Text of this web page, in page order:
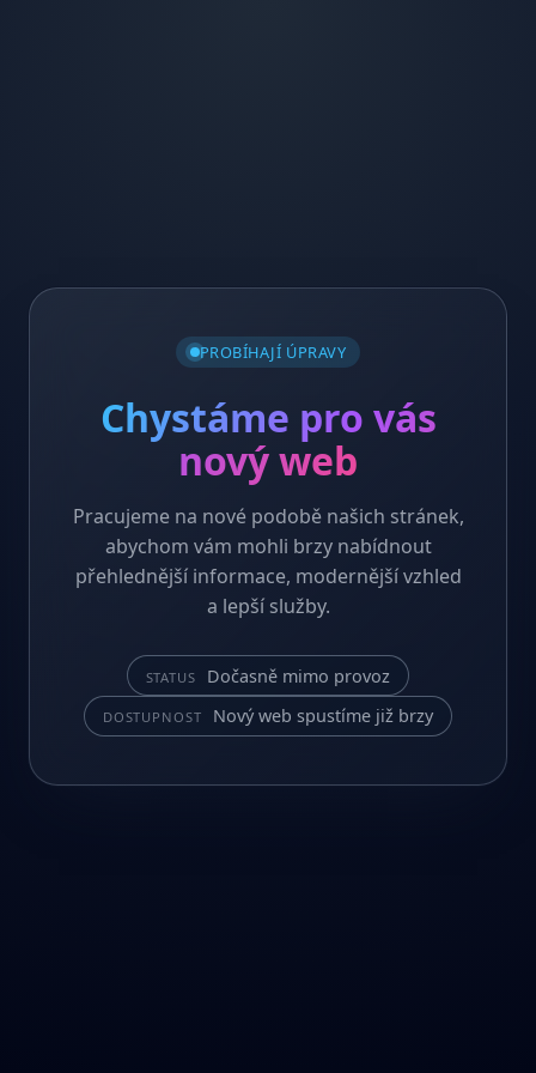
PROBÍHAJÍ ÚPRAVY
Chystáme pro vás
nový web
Pracujeme na nové podobě našich stránek,
abychom vám mohli brzy nabídnout
přehlednější informace, modernější vzhled
a lepší služby.
STATUS Dočasně mimo provoz
DOSTUPNOST Nový web spustíme již brzy